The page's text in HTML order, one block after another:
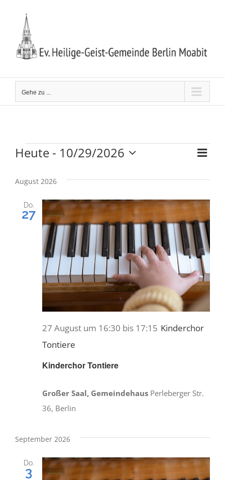
springen
Gehe zu ...
Veranstaltungen Liste
Heute - 10/29/2026
wählen.
August 2026
Do.
27
Kinderchor Tontiere
27 August um 16:30 bis 17:15 Kinderchor
Tontiere
Großer Saal, Gemeindehaus Perleberger Str.
36, Berlin
September 2026
Do.
3